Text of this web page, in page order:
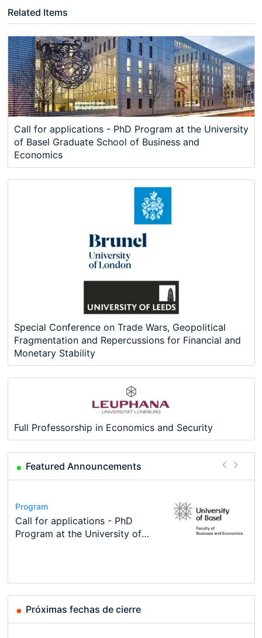
Related Items
Call for applications - PhD Program at the University
of Basel Graduate School of Business and
Economics
Special Conference on Trade Wars, Geopolitical
Fragmentation and Repercussions for Financial and
Monetary Stability
Full Professorship in Economics and Security
Featured Announcements
Conference
Modern Difference-in-Differences:
New Problems, New Solutions -…
Program
Call for applications - PhD
Program at the University of
Program
TEaM – Two year Master's
programme in Tourism Economics
Conference
48th RSEP International
Course
Oxford University Economics
Summer School
Job
Economic Analyst – Tax Modelling
Próximas fechas de cierre